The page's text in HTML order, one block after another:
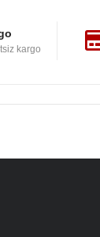
kargo